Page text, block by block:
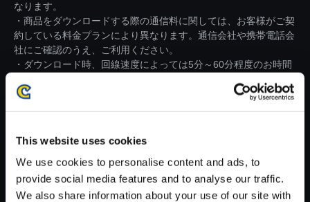
This website uses cookies
We use cookies to personalise content and ads, to
provide social media features and to analyse our traffic.
We also share information about your use of our site with
なります。
・商品をダウンロードする際の通信料に関しては、お客様がご契
約している料金プランにより異なります。通信会社や携帯電話会
社にご確認のうえ、ご利用ください。
・ダウンロード時、回線速度によっては5分～60分程度のお時間
※ご購入いただいたファイルのダウンロードの際には、通信環境